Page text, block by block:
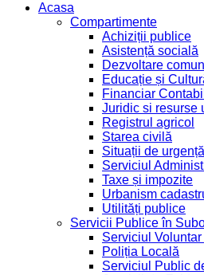
Acasa
Compartimente
Achiziții publice
Asistență socială
Dezvoltare
Educație și
Financiar Contabil
Juridic si resurse
Registrul agricol
Starea civilă
Situații de urgență
Serviciul
Taxe și impozite
Urbanism
Utilități publice
Servicii Publice în
Serviciul
Poliția Locală
Serviciul Public